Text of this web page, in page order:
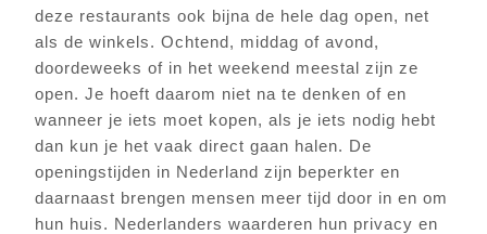
deze restaurants ook bijna de hele dag open, net
als de winkels. Ochtend, middag of avond,
doordeweeks of in het weekend meestal zijn ze
open. Je hoeft daarom niet na te denken of en
wanneer je iets moet kopen, als je iets nodig hebt
dan kun je het vaak direct gaan halen. De
openingstijden in Nederland zijn beperkter en
daarnaast brengen mensen meer tijd door in en om
hun huis. Nederlanders waarderen hun privacy en